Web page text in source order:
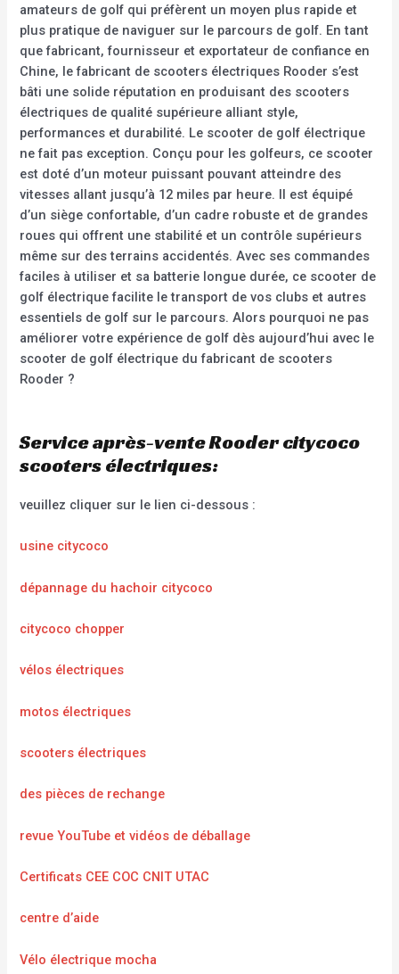
amateurs de golf qui préfèrent un moyen plus rapide et
plus pratique de naviguer sur le parcours de golf. En tant
que fabricant, fournisseur et exportateur de confiance en
Chine, le fabricant de scooters électriques Rooder s’est
bâti une solide réputation en produisant des scooters
électriques de qualité supérieure alliant style,
performances et durabilité. Le scooter de golf électrique
ne fait pas exception. Conçu pour les golfeurs, ce scooter
est doté d’un moteur puissant pouvant atteindre des
vitesses allant jusqu’à 12 miles par heure. Il est équipé
d’un siège confortable, d’un cadre robuste et de grandes
roues qui offrent une stabilité et un contrôle supérieurs
même sur des terrains accidentés. Avec ses commandes
faciles à utiliser et sa batterie longue durée, ce scooter de
golf électrique facilite le transport de vos clubs et autres
essentiels de golf sur le parcours. Alors pourquoi ne pas
améliorer votre expérience de golf dès aujourd’hui avec le
scooter de golf électrique du fabricant de scooters
Rooder ?
Service après-vente Rooder citycoco
scooters électriques:
veuillez cliquer sur le lien ci-dessous :
usine citycoco
dépannage du hachoir citycoco
citycoco chopper
vélos électriques
motos électriques
scooters électriques
des pièces de rechange
revue YouTube et vidéos de déballage
Certificats CEE COC CNIT UTAC
centre d’aide
Vélo électrique mocha